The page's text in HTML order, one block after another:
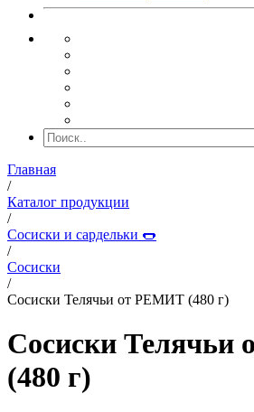
Главная
/
Каталог продукции
/
Сосиски и сардельки 🌭
/
Сосиски
/
Сосиски Телячьи от РЕМИТ (480 г)
Сосиски
(480 г)